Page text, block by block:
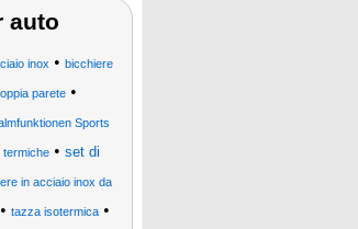
auto
inox • bicchiere
parete •
Sports
termiche• set di
in acciaio inox da
tazza isotermica•